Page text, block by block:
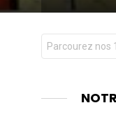
Chercher
pour